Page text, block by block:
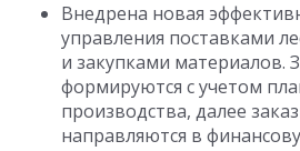
Внедрена новая
управления поставками
и закупками материалов.
формируются с учетом
производства, далее
направляются в